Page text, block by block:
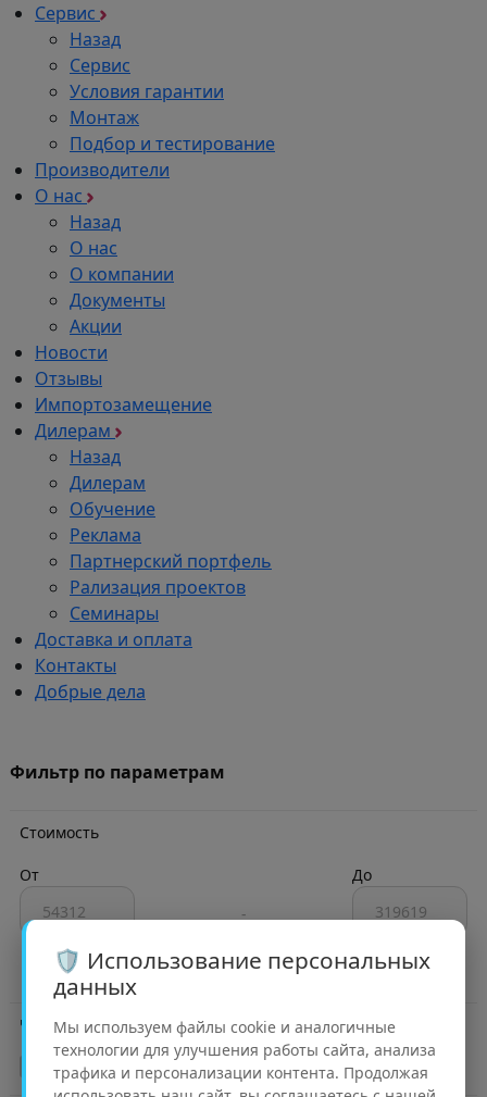
🛡️ Использование персональных
данных
Мы используем файлы cookie и аналогичные
технологии для улучшения работы сайта, анализа
трафика и персонализации контента. Продолжая
Сервис
Назад
Сервис
Условия гарантии
Монтаж
Подбор и тестирование
Производители
О нас
Назад
О нас
О компании
Документы
Акции
Новости
Отзывы
Импортозамещение
Дилерам
Назад
Дилерам
Обучение
Реклама
Партнерский портфель
Рализация проектов
Семинары
Доставка и оплата
Контакты
Добрые дела
Фильтр по параметрам
Стоимость
От
-
До
Частота вращения (об./мин)
1500(5)